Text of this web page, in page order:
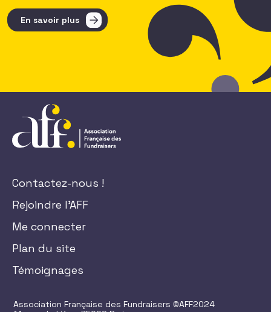
En savoir plus
Contactez-nous !
Rejoindre l'AFF
Me connecter
Plan du site
Témoignages
Association Française des Fundraisers ©AFF2024